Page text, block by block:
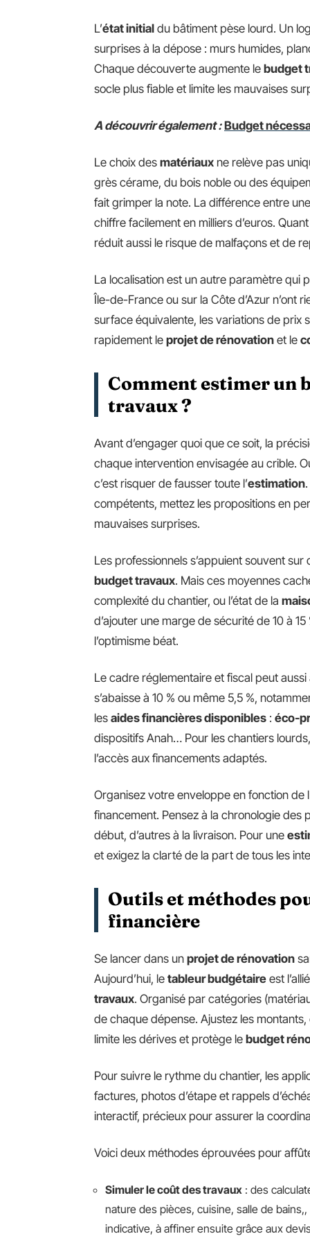
L’état initial du bâtiment pèse lourd. Un
surprises à la dépose : murs humides,
Chaque découverte augmente le budget
socle plus fiable et limite les mauvaises
A découvrir également : Budget
Le choix des matériaux ne relève pas
grès cérame, du bois noble ou des
fait grimper la note. La différence entre
chiffre facilement en milliers d’euros.
réduit aussi le risque de malfaçons et de
La localisation est un autre paramètre qui
Île-de-France ou sur la Côte d’Azur n’ont
surface équivalente, les variations de prix
rapidement le projet de rénovation et le
Comment estimer un
travaux ?
Avant d’engager quoi que ce soit, la
chaque intervention envisagée au crible.
c’est risquer de fausser toute l’estimation
compétents, mettez les propositions en
mauvaises surprises.
Les professionnels s’appuient souvent
budget travaux. Mais ces moyennes
complexité du chantier, ou l’état de la
d’ajouter une marge de sécurité de 10 à
l’optimisme béat.
Le cadre réglementaire et fiscal peut
s’abaisse à 10 % ou même 5,5 %,
les aides financières disponibles : éco-
dispositifs Anah… Pour les chantiers
l’accès aux financements adaptés.
Organisez votre enveloppe en fonction de
financement. Pensez à la chronologie
début, d’autres à la livraison. Pour une
et exigez la clarté de la part de tous les
Outils et méthodes
financière
Se lancer dans un projet de rénovation
Aujourd’hui, le tableur budgétaire est
travaux. Organisé par catégories
de chaque dépense. Ajustez les
limite les dérives et protège le budget
Pour suivre le rythme du chantier, les
factures, photos d’étape et rappels
interactif, précieux pour assurer la
Voici deux méthodes éprouvées pour
Simuler le coût des travaux : des
nature des pièces, cuisine, salle de
indicative, à affiner ensuite grâce aux